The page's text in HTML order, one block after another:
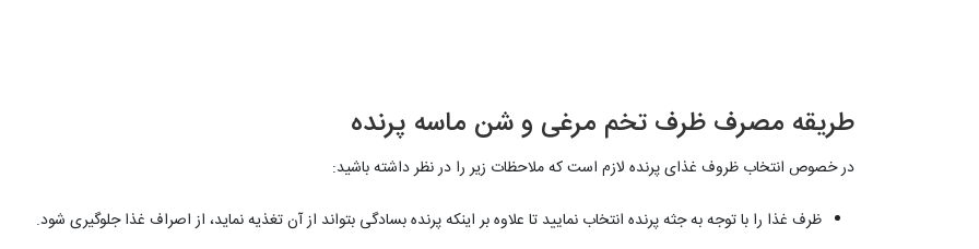
طریقه مصرف ظرف تخم مرغی و شن ماسه پرنده
در خصوص انتخاب ظروف غذای پرنده لازم است که ملاحظات زیر را در نظر داشته باشید:
ظرف غذا را با توجه به جثه پرنده انتخاب نمایید تا علاوه بر اینکه پرنده بسادگی بتواند از آن تغذیه نماید، از اصراف غذا جلوگیری شود.